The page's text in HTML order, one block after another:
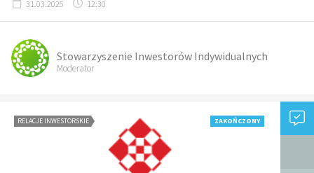
31.03.2025 12:30
Stowarzyszenie Inwestorów Indywidualnych
Moderator
RELACJE INWESTORSKIE ZAKOŃCZONY